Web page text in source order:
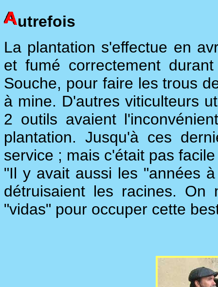
utrefois
La plantation s'effectue en
et fumé correctement
Souche, pour faire les trous
à mine. D'autres viticulteurs
2 outils avaient
plantation. Jusqu'à ces
service ; mais c'était pas
"Il y avait aussi les "années
détruisaient les racines.
"vidas" pour occuper cette